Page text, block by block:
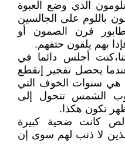
الذي وضع العبوة
باللوم على الجالسين
فرن الصمون أو
بهم يلقون حتفهم.
أجلس دائما في
يحصل تفجير إنقطع
هي سنوات الخوف التي
الشمس تتحول إلى
تكون هكذا.
كانت ضحية كبيرة
لا ذنب لهم سوى إن